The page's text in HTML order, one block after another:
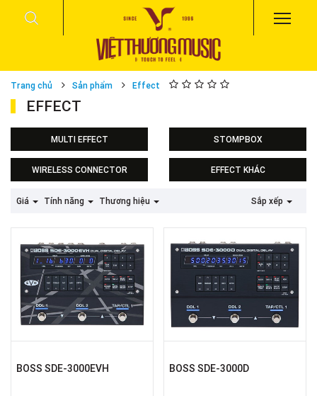
Trang chủ Sản phẩm Effect
EFFECT
MULTI EFFECT STOMPBOX
WIRELESS CONNECTOR EFFECT KHÁC
Giá Tính năng Thương hiệu Sắp xếp
BOSS SDE-3000EVH BOSS SDE-3000D